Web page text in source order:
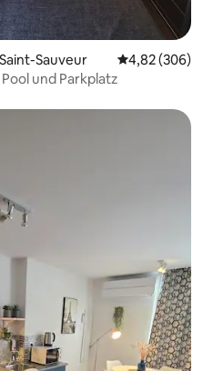
Sauveur
4,82 (306)
und Parkplatz